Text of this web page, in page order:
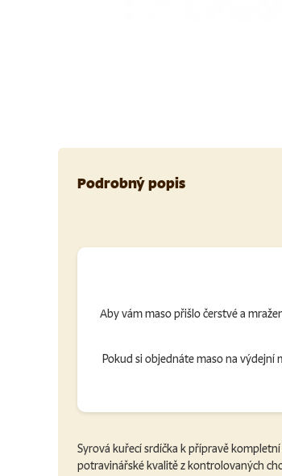
Podrobný popis
Aby vám maso přišlo čerstvé a
Pokud si objednáte maso na výdejní
Syrová kuřecí srdíčka k přípravě
potravinářské kvalitě z kontrolovaných